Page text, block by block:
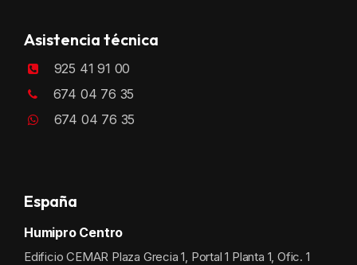
Asistencia técnica
925 41 91 00
674 04 76 35
674 04 76 35
España
Humipro Centro
Edificio CEMAR Plaza Grecia 1, Portal 1 Planta 1, Ofic. 1